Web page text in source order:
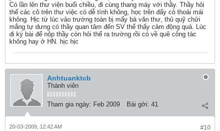
Có lần lên thư viện buổi chiều, đi cùng thang máy với thầy. Thầy hỏi
thế các cô trên thư việc có dễ tính không, học trên đấy có thoải mái
không. Hịc từ lúc vào trường toàn bị mấy bà văn thư, thủ quỹ chửi
mắng tự dưng có thầy quan tâm đến SV thế thấy cảm động quá. Lúc
đi ký bài để nộp thầy còn hỏi thế ra trường rồi có về quê công tác
không hay ở HN. hịc hịc
Anhtuanktcb
Thành viên
Tham gia ngày: Feb 2009 Bài gởi: 41
#10
20-03-2009, 12:42 AM